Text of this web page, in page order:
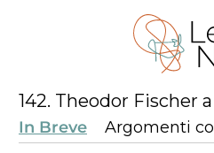
142. Theodor Fischer
In Breve Argomenti